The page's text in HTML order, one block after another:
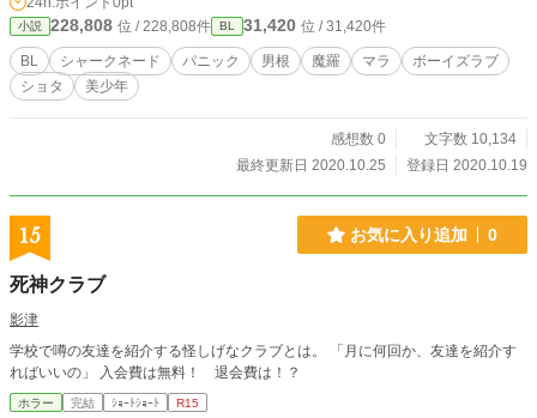
小説 228,808 位 / 228,808件 BL 31,420 位 / 31,420件
BL シャークネード パニック 男根 魔羅 マラ
ボーイズラブ
ショタ
美少年
感想数 0
文字数 10,134
最終更新日 2020.10.25
登録日 2020.10.19
15 お気に入り追加 0
死神クラブ
影津
学校で噂の友達を紹介する怪しげなクラブとは。 「月に何回か、友達を紹介す
ればいいの」 入会費は無料！ 退会費は！？
ホラー 完結 ｼｮｰﾄｼｮｰﾄ R15